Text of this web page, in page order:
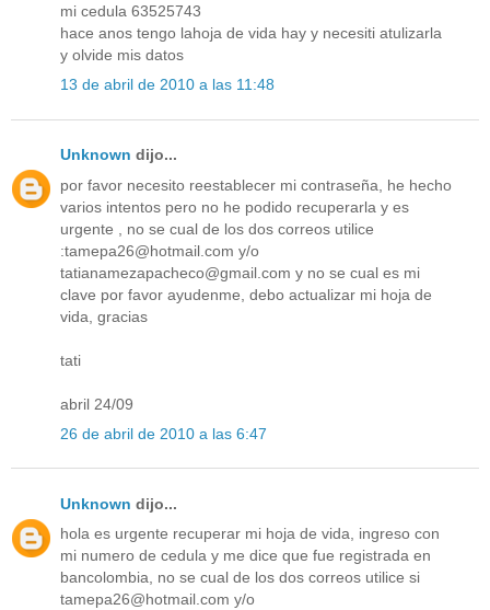
mi cedula 63525743
hace anos tengo lahoja de vida hay y necesiti atulizarla
y olvide mis datos
13 de abril de 2010 a las 11:48
Unknown dijo...
por favor necesito reestablecer mi contraseña, he hecho
varios intentos pero no he podido recuperarla y es
urgente , no se cual de los dos correos utilice
:tamepa26@hotmail.com y/o
tatianamezapacheco@gmail.com y no se cual es mi
clave por favor ayudenme, debo actualizar mi hoja de
vida, gracias
tati
abril 24/09
26 de abril de 2010 a las 6:47
Unknown dijo...
hola es urgente recuperar mi hoja de vida, ingreso con
mi numero de cedula y me dice que fue registrada en
bancolombia, no se cual de los dos correos utilice si
tamepa26@hotmail.com y/o